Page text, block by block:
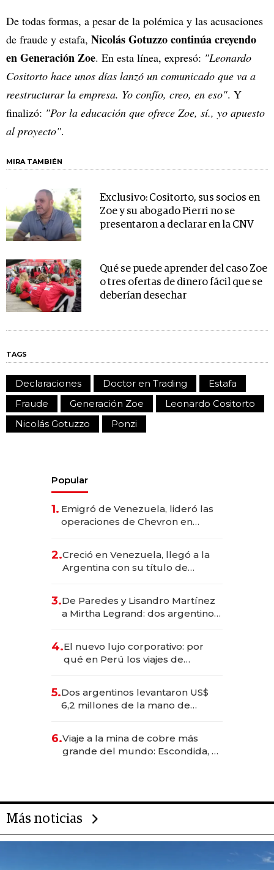
De todas formas, a pesar de la polémica y las acusaciones
de fraude y estafa, Nicolás Gotuzzo continúa creyendo
en Generación Zoe. En esta línea, expresó: "Leonardo
Cositorto hace unos días lanzó un comunicado que va a
reestructurar la empresa. Yo confío, creo, en eso". Y
finalizó: "Por la educación que ofrece Zoe, sí., yo apuesto
al proyecto".
MIRA TAMBIÉN
Exclusivo: Cositorto, sus socios en
Zoe y su abogado Pierri no se
presentaron a declarar en la CNV
Qué se puede aprender del caso Zoe
o tres ofertas de dinero fácil que se
deberían desechar
TAGS
Declaraciones Doctor en Trading
Estafa
Fraude
Generación Zoe
Leonardo Cositorto
Nicolás Gotuzzo
Ponzi
Popular
1. Emigró de Venezuela, lideró las
operaciones de Chevron en
2.Creció en Venezuela, llegó a la
Argentina con su título de
las marcas "fast premium"
3.De Paredes y Lisandro Martínez
a Mirtha Legrand: dos argentinos
4.El nuevo lujo corporativo: por
qué en Perú los viajes de
transformadoras
5.Dos argentinos levantaron US$
6,2 millones de la mano de
6.Viaje a la mina de cobre más
grande del mundo: Escondida, el
Más noticias